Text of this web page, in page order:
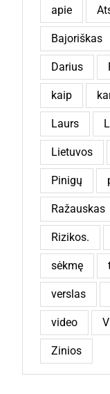
apie
Bajoriškas
Darius
kaip
Laurs
Lietuvos
Pinigų
Ražauskas
Rizikos.
sėkmę
verslas
video
Zinios